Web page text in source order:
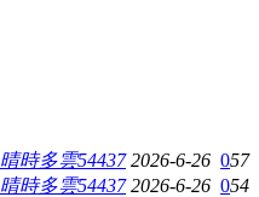
晴時多雲54437 2026-6-26 057
晴時多雲54437 2026-6-26 054